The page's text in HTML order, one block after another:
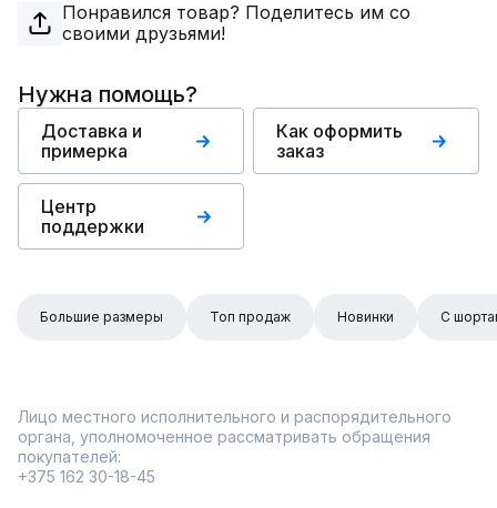
Понравился товар? Поделитесь им со
своими друзьями!
Нужна помощь?
Доставка и
примерка
Как оформить
заказ
Центр
поддержки
Большие размеры Топ продаж Новинки С
Лицо местного исполнительного и распорядительного
органа, уполномоченное рассматривать обращения
покупателей:
+375 162 30-18-45